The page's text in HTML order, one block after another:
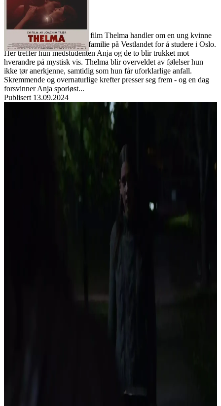
Norgesfilm AS
Lisens:
Joachim Triers kritikerroste film Thelma handler om en ung kvinne
som flytter fra sin religiøse familie på Vestlandet for å studere i Oslo.
Her treffer hun medstudenten Anja og de to blir trukket mot
hverandre på mystisk vis. Thelma blir overveldet av følelser hun
ikke tør anerkjenne, samtidig som hun får uforklarlige anfall.
Skremmende og overnaturlige krefter presser seg frem - og en dag
forsvinner Anja sporløst...
Publisert 13.09.2024